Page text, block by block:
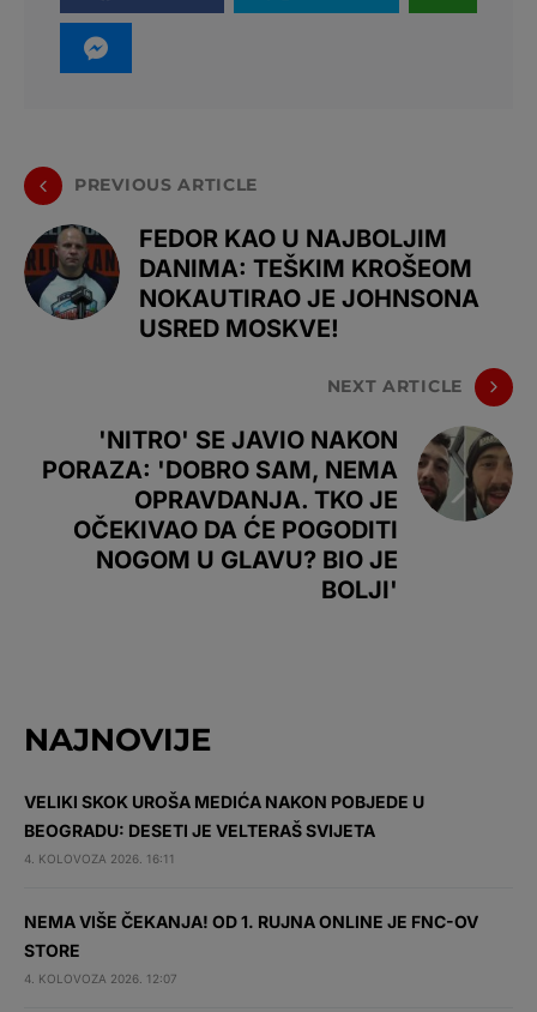
PREVIOUS ARTICLE
FEDOR KAO U NAJBOLJIM
DANIMA: TEŠKIM KROŠEOM
NOKAUTIRAO JE JOHNSONA
USRED MOSKVE!
NEXT ARTICLE
'NITRO' SE JAVIO NAKON
PORAZA: 'DOBRO SAM, NEMA
OPRAVDANJA. TKO JE
OČEKIVAO DA ĆE POGODITI
NOGOM U GLAVU? BIO JE
BOLJI'
NAJNOVIJE
VELIKI SKOK UROŠA MEDIĆA NAKON POBJEDE U
BEOGRADU: DESETI JE VELTERAŠ SVIJETA
4. KOLOVOZA 2026. 16:11
NEMA VIŠE ČEKANJA! OD 1. RUJNA ONLINE JE FNC-OV
STORE
4. KOLOVOZA 2026. 12:07